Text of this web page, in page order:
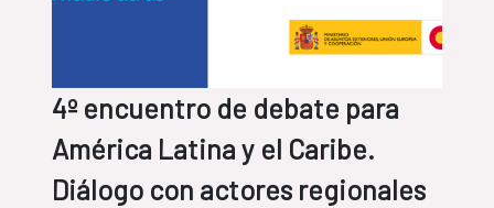
4º encuentro de debate para
América Latina y el Caribe.
Diálogo con actores regionales